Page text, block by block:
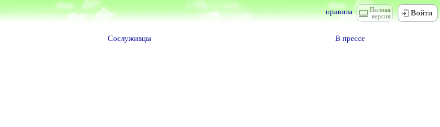
Полная
версия
правила Войти
Сослуживцы В прессе